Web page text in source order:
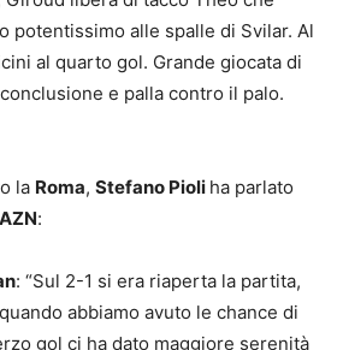
potentissimo alle spalle di Svilar. Al
al quarto gol. Grande giocata di
e palla contro il palo.
la Roma, Stefano Pioli ha parlato
:
: “Sul 2-1 si era riaperta la partita,
abbiamo avuto le chance di
gol ci ha dato maggiore serenità